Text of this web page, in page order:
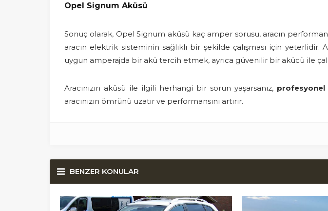
Opel Signum Aküsü
Sonuç olarak, Opel Signum aküsü kaç amper sorusu, aracın
aracın elektrik sisteminin sağlıklı bir şekilde çalışması için
uygun amperajda bir akü tercih etmek, ayrıca güvenilir bir akücü ile
Aracınızın aküsü ile ilgili herhangi bir sorun yaşarsanız, profesyonel
aracınızın ömrünü uzatır ve performansını artırır.
BENZER KONULAR